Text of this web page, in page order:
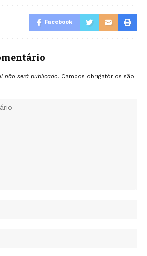
Facebook
não será publicado. Campos obrigatórios são